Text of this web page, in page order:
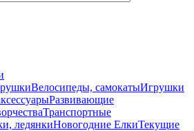
Велосипеды, самокатыИгрушки
Развивающие
Транспортные
ледянкиНовогодние ЕлкиТекущие